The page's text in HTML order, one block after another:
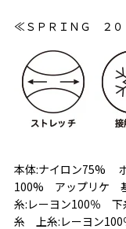
≪ＳＰＲＩＮＧ ２
本体:ナイロン75%
100% アップリケ
糸:レーヨン100％ 下
糸 上糸:レーヨン